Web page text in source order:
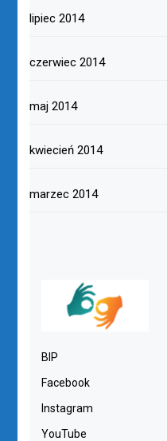
lipiec 2014
czerwiec 2014
maj 2014
kwiecień 2014
marzec 2014
BIP
Facebook
Instagram
YouTube